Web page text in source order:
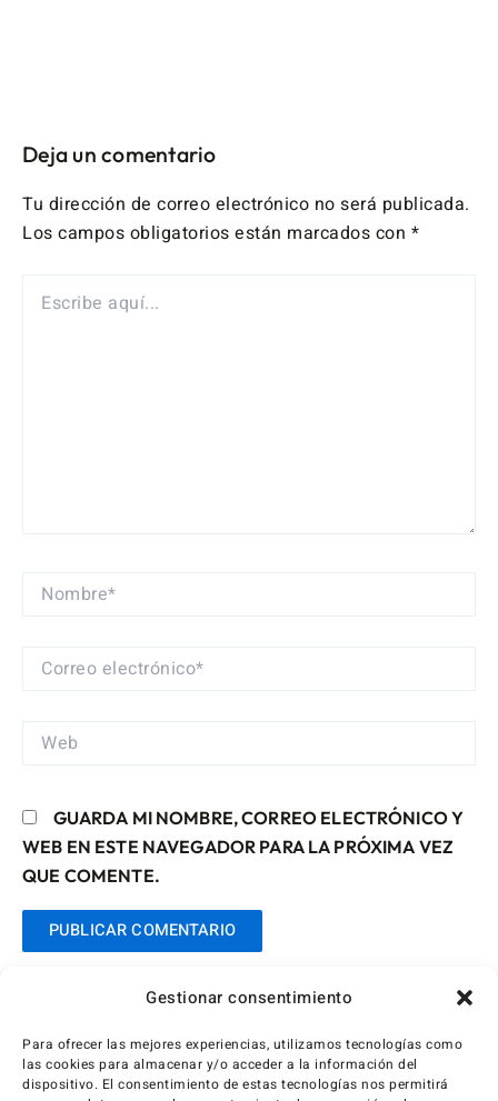
Gestionar consentimiento
Para ofrecer las mejores experiencias, utilizamos tecnologías como
las cookies para almacenar y/o acceder a la información del
dispositivo. El consentimiento de estas tecnologías nos permitirá
Deja un comentario
Tu dirección de correo electrónico no será publicada.
Los campos obligatorios están marcados con *
AQUÍ...
NOMBRE*
CORREO
WEB
GUARDA MI NOMBRE, CORREO ELECTRÓNICO Y
WEB EN ESTE NAVEGADOR PARA LA PRÓXIMA VEZ
QUE COMENTE.